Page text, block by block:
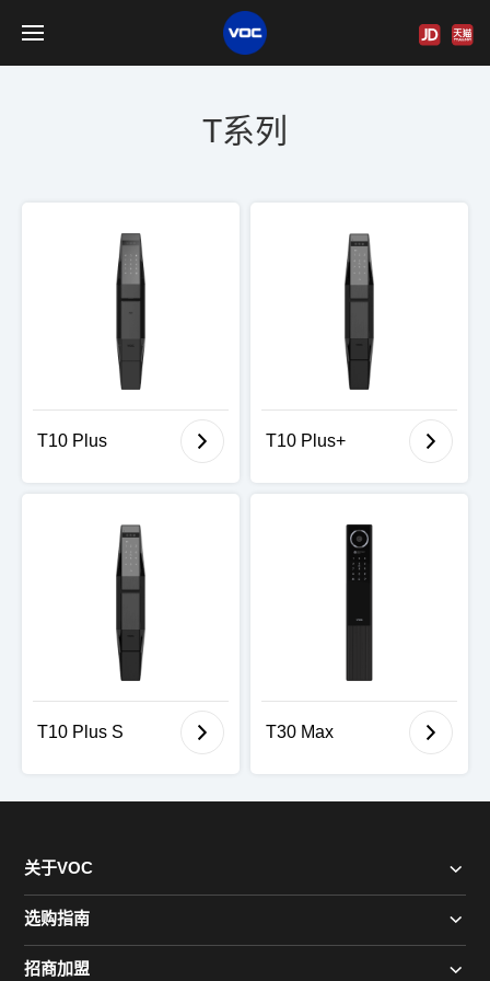
T系列
T10 Plus T10 Plus+
T10 Plus S T30 Max
关于VOC
选购指南
招商加盟